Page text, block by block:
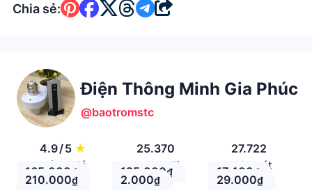
Chia sẻ:
Điện Thông Minh Gia Phúc
@baotromstc
4.9/5 ★
Đánh giá
25.370
Theo Dõi
27.722
Nhận xét
165.000 ₫ 125.000₫ 17.400 ₫
210.000₫ 2.000₫ 29.000₫